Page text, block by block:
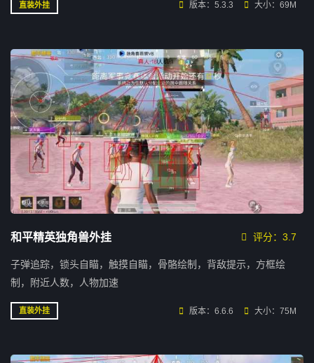
直装外挂 版本：5.3.3 大小：69M
和平精英独角兽外挂 评分：3.7
子弹追踪，锁头自瞄，触摸自瞄，骨骼绘制，背敌提示，方框绘
制，附近人数，人物加速
直装外挂 版本：6.6.6 大小：75M